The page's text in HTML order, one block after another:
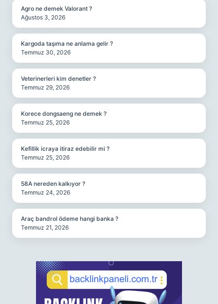
Agro ne demek Valorant ?
Ağustos 3, 2026
Kargoda taşıma ne anlama gelir ?
Temmuz 30, 2026
Veterinerleri kim denetler ?
Temmuz 29, 2026
Korece dongsaeng ne demek ?
Temmuz 25, 2026
Kefillik icraya itiraz edebilir mi ?
Temmuz 25, 2026
58A nereden kalkıyor ?
Temmuz 24, 2026
Araç bandrol ödeme hangi banka ?
Temmuz 21, 2026